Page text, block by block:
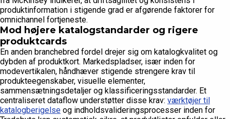
produktinformation i stigende grad er afgørende faktorer for
omnichannel fortjeneste.
Mod højere katalogstandarder og rigere
produktcards
En anden branchebred fordel drejer sig om katalogkvalitet og
dybden af ​​produktkort. Markedspladser, især inden for
modevertikalen, håndhæver stigende strengere krav til
produkteegenskaber, visuelle elementer,
sammensætningsdetaljer og klassificeringsstandarder. Et
centraliseret dataflow understøtter disse krav: værktøjer til
katalogberigelse og indholdsvalideringsprocesser inden for